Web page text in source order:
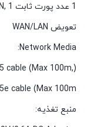
تعویض WAN/LAN
Network Media:
cable (Max 100m,
cable (Max 100m
منبع تغذیه: